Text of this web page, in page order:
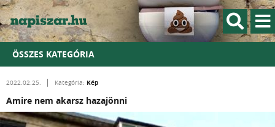
ÖSSZES KATEGÓRIA
2022.02.25. Kategória: Kép
Amire nem akarsz hazajönni